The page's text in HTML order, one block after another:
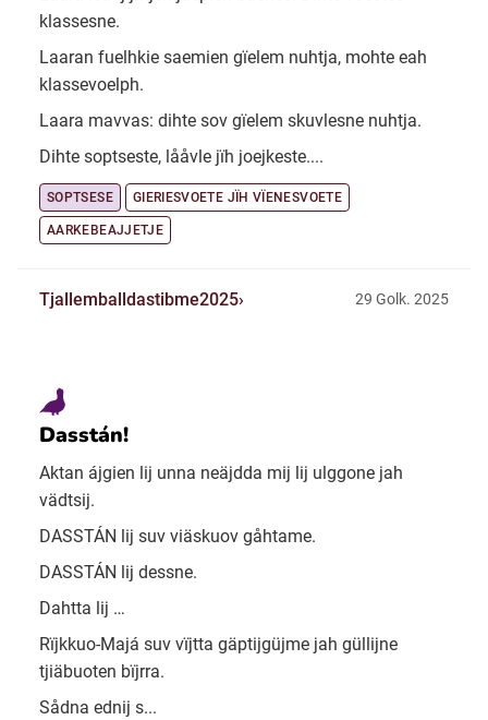
klassesne.
Laaran fuelhkie saemien gïelem nuhtja, mohte eah
klassevoelph.
Laara mavvas: dihte sov gïelem skuvlesne nuhtja.
Dihte soptseste, lååvle jïh joejkeste....
SOPTSESE GIERIESVOETE JÏH VÏENESVOETE
AARKEBEAJJETJE
Tjallemballdastibme2025 29 Golk. 2025
Dasstán!
Aktan ájgien lij unna neäjdda mij lij ulggone jah
vädtsij.
DASSTÁN lij suv viäskuov gåhtame.
DASSTÁN lij dessne.
Dahtta lij …
Rïjkkuo-Majá suv vïjtta gäptijgüjme jah güllijne
tjiäbuoten bïjrra.
Sådna ednij s...